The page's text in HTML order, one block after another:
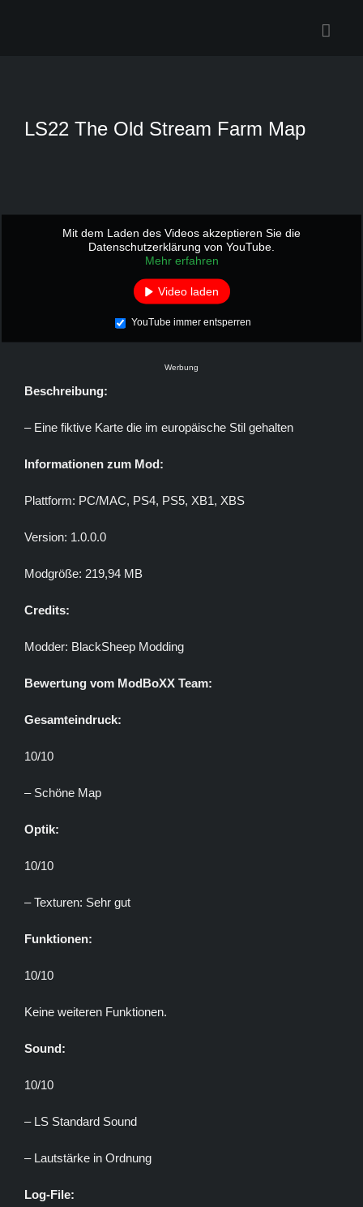
LS22 The Old Stream Farm Map
Mit dem Laden des Videos akzeptieren Sie die
Datenschutzerklärung von YouTube.
Mehr erfahren
Video laden
YouTube immer entsperren
Werbung
Beschreibung:
– Eine fiktive Karte die im europäische Stil gehalten
Informationen zum Mod:
Plattform: PC/MAC, PS4, PS5, XB1, XBS
Version: 1.0.0.0
Modgröße: 219,94 MB
Credits:
Modder: BlackSheep Modding
Bewertung vom ModBoXX Team:
Gesamteindruck:
10/10
– Schöne Map
Optik:
10/10
– Texturen: Sehr gut
Funktionen:
10/10
Keine weiteren Funktionen.
Sound:
10/10
– LS Standard Sound
– Lautstärke in Ordnung
Log-File: